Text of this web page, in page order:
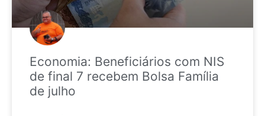
Economia: Beneficiários com NIS
de final 7 recebem Bolsa Família
de julho